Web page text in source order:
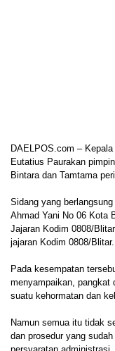
DAELPOS.com –
Eutatius Paurakan
Bintara dan Tamtama
Sidang yang
Ahmad Yani No 06 Kota
Jajaran Kodim 0808/
jajaran Kodim 0808/Blitar.
Pada kesempatan
menyampaikan, pangkat
suatu kehormatan dan
Namun semua itu tidak
dan prosedur yang